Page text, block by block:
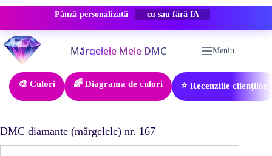
Pânză personalizată REDUCERE -50%
Sari
la
conținut
Meniu
🎨 Culori 🌈 Diagrama de culori ⭐ Recenziile clienților
DMC diamante (mărgelele) nr. 167